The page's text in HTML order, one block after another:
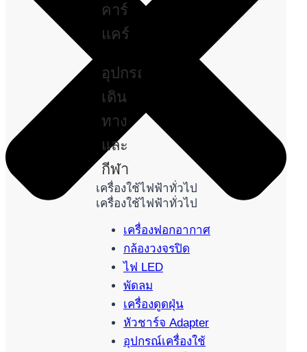
คาร์
แคร์
อุปกรณ์
เดิน
ทาง
และ
กีฬา
เครื่องใช้ไฟฟ้าทั่วไป
เครื่องใช้ไฟฟ้าทั่วไป
เครื่องฟอกอากาศ
กล้องวงจรปิด
ไฟ LED
พัดลม
เครื่องดูดฝุ่น
หัวชาร์จ Adapter
อุปกรณ์เครื่องใช้